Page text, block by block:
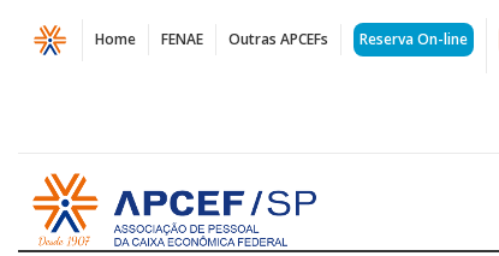
Página
Apcef/SP
Chapa
Home FENAE Outras APCEFs Reserva On-line
Acessar
página
inicial